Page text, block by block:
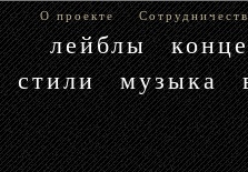
О проекте
лейблы
стили
музыка